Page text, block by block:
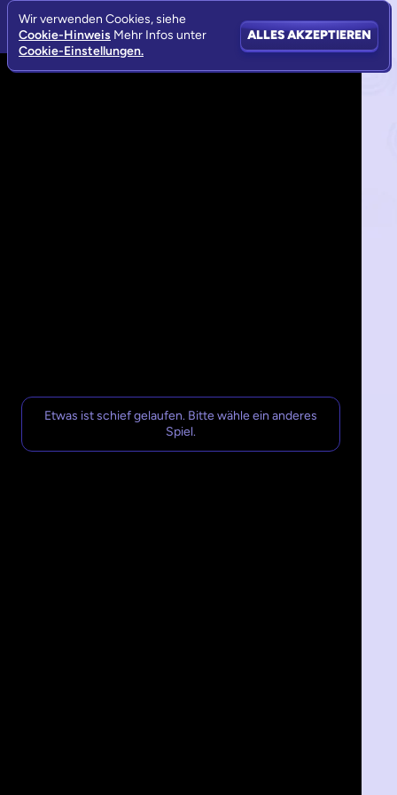
Etwas ist schief gelaufen. Bitte wähle ein anderes
Spiel.
Wir verwenden Cookies, siehe
Cookie-Hinweis Mehr Infos unter
Cookie-Einstellungen.
ALLES AKZEPTIEREN